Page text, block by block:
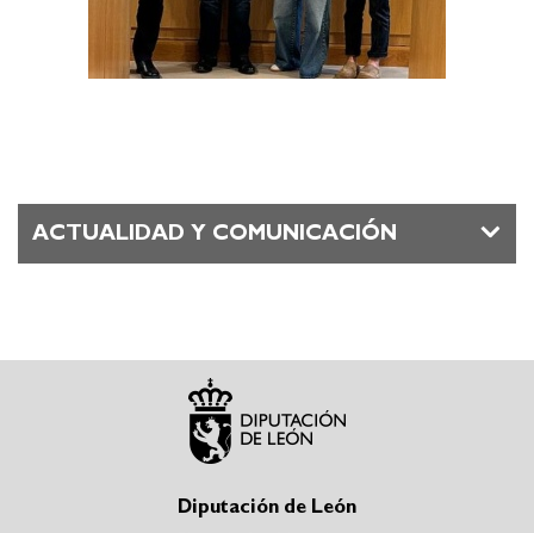
ACTUALIDAD Y COMUNICACIÓN
Diputación de León